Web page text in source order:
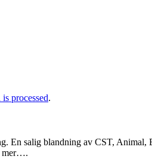
processed.
En salig blandning av CST,
mer….